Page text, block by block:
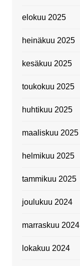
elokuu 2025
heinäkuu 2025
kesäkuu 2025
toukokuu 2025
huhtikuu 2025
maaliskuu 2025
helmikuu 2025
tammikuu 2025
joulukuu 2024
marraskuu 2024
lokakuu 2024